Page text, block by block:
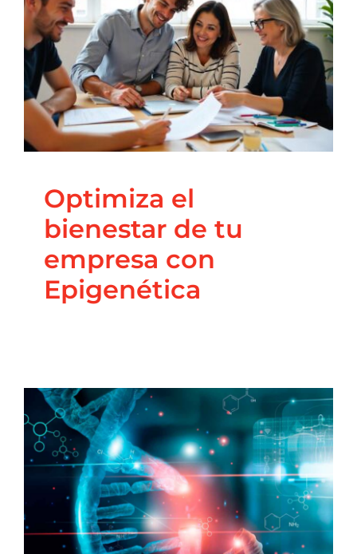
Contacto
Optimiza el bienestar
de tu empresa con
Epigenética
Blog Coaching Nutricional Nutrición Principal Salud
Integrativa
Optimiza el
bienestar de tu
empresa con
Epigenética
La Epigenética
optimiza tu Bienestar